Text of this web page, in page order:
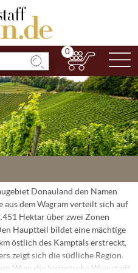
0
Donauland den Namen
aus dem Wagram verteilt sich auf
Hektar über zwei Zonen
Hauptteil bildet eine mächtige
östlich des Kamptals erstreckt,
zeigt sich die südliche Region.
Wien die historische Weinstadt